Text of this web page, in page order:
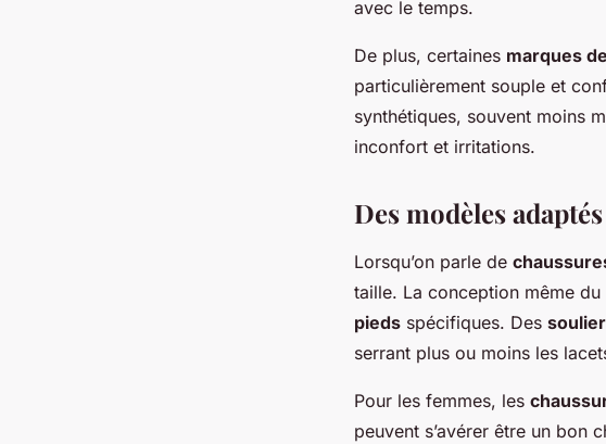
avec le temps.
De plus, certaines marques
particulièrement souple et
synthétiques, souvent moins
inconfort et irritations.
Des modèles
Lorsqu’on parle de
taille. La conception même du
pieds spécifiques. Des
serrant plus ou moins les
Pour les femmes, les
peuvent s’avérer être un bon